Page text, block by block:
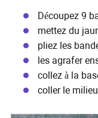
Découpez 9
mettez du
pliez les
les agrafer
collez à la
coller le